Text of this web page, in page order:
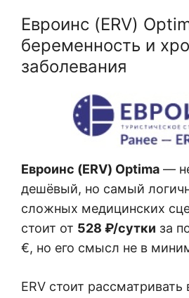
Евроинс (ERV)
беременность и
заболевания
Евроинс (ERV) Optima —
дешёвый, но самый
сложных медицинских
стоит от 528 ₽/сутки за
€, но его смысл не в
ERV стоит рассматривать